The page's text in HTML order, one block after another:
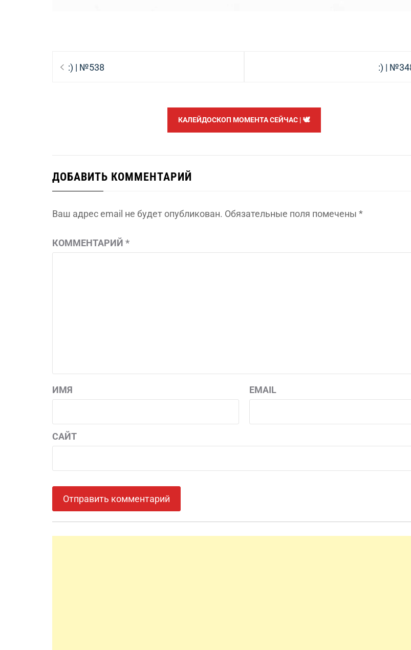
Навигация
по
Предыдущая
:) | №538 :) |
КАЛЕЙДОСКОП МОМЕНТА СЕЙЧАС | 🕊️
ДОБАВИТЬ КОММЕНТАРИЙ
Ваш адрес email не будет опубликован. Обязательные поля помечены *
КОММЕНТАРИЙ *
ИМЯ EMAIL
САЙТ